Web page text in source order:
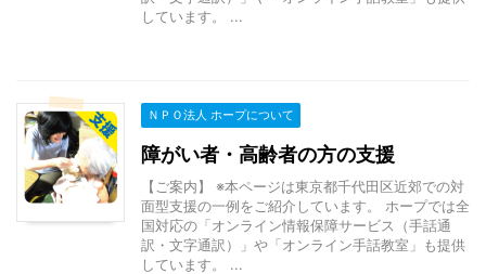
しています。 ...
ＮＰＯ法人 ホープについて
障がい者・高齢者の方の支援
【ご案内】 ※本ページは東京都千代田区近郊での対
面型支援の一例をご紹介しています。 ホープでは全
国対応の「オンライン情報保障サービス（手話通
訳・文字通訳）」や「オンライン手話教室」も提供
しています。 ...